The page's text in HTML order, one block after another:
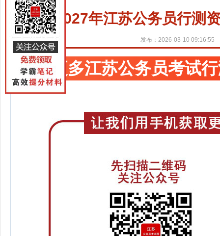
2027年江苏公务员行测
发布：2026-03-10 09:16:55
更多江苏公务员考试